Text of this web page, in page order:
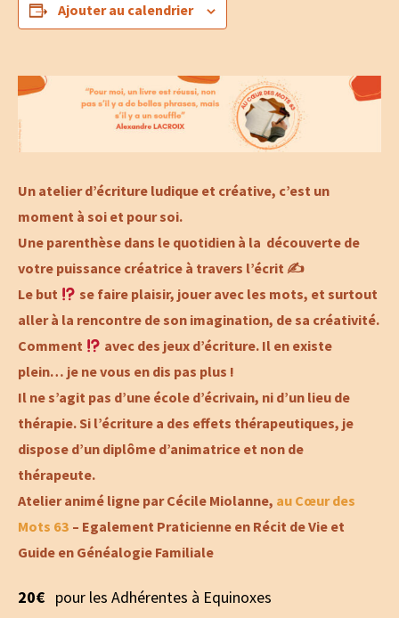
Ajouter au calendrier
Un atelier d’écriture ludique et créative, c’est un
moment à soi et pour soi.
Une parenthèse dans le quotidien à la découverte de
votre puissance créatrice à travers l’écrit ✍️
Le but
se faire plaisir, jouer avec les mots, et surtout
aller à la rencontre de son imagination, de sa créativité.
Comment
avec des jeux d’écriture. Il en existe
plein… je ne vous en dis pas plus !
Il ne s’agit pas d’une école d’écrivain, ni d’un lieu de
thérapie. Si l’écriture a des effets thérapeutiques, je
dispose d’un diplôme d’animatrice et non de
thérapeute.
Atelier animé ligne par Cécile Miolanne, au Cœur des
Mots 63 – Egalement Praticienne en Récit de Vie et
Guide en Généalogie Familiale
20€ pour les Adhérentes à Equinoxes